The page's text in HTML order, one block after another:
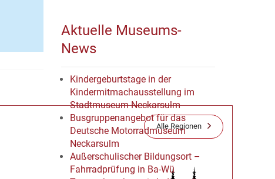
Alle Regionen
Aktuelle Museums-
News
Kindergeburtstage in der
Kindermitmachausstellung im
Stadtmuseum Neckarsulm
Busgruppenangebot für das
Deutsche Motorradmuseum
Neckarsulm
Außerschulischer Bildungsort –
Fahrradprüfung in Ba-Wü